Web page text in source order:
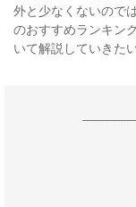
外と少なくないので
のおすすめランキン
いて解説していきた